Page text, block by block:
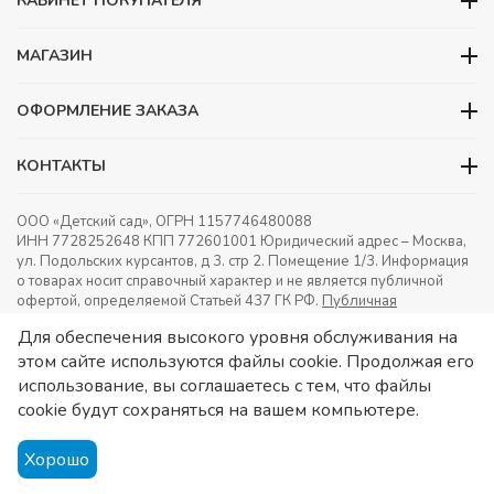
МАГАЗИН
ОФОРМЛЕНИЕ ЗАКАЗА
КОНТАКТЫ
ООО «Детский сад», ОГРН 1157746480088
ИНН 7728252648 КПП 772601001 Юридический адрес – Москва,
ул. Подольских курсантов, д 3. стр 2. Помещение 1/3. Информация
о товарах носит справочный характер и не является публичной
офертой, определяемой Статьей 437 ГК РФ. Публичная
Для обеспечения высокого уровня обслуживания на
этом сайте используются файлы cookie. Продолжая его
использование, вы соглашаетесь с тем, что файлы
cookie будут сохраняться на вашем компьютере.
Хорошо